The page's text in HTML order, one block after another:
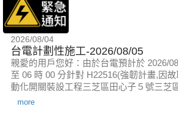
2026/08/04
台電計劃性施工-2026/08/05
親愛的用戶您好：由於台電預計於 2026/
至 06 時 00 分針對 H22516(強韌計畫,因
動化開關裝設工程三芝區田心子５號三芝
more